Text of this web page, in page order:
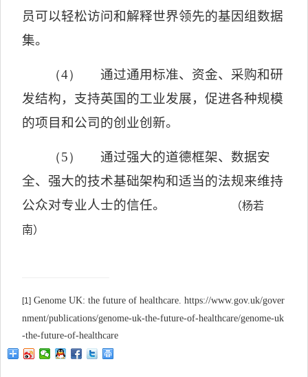
员可以轻松访问和解释世界领先的基因组数据
集。
（4）
通过通用标准、资金、采购和研
发结构，支持英国的工业发展，促进各种规模
的项目和公司的创业创新。
（5）
通过强大的道德框架、数据安
全、强大的技术基础架构和适当的法规来维持
公众对专业人士的信任。
（杨若
南）
[1] Genome UK: the future of healthcare. https://www.gov.uk/gover
nment/publications/genome-uk-the-future-of-healthcare/genome-uk
-the-future-of-healthcare